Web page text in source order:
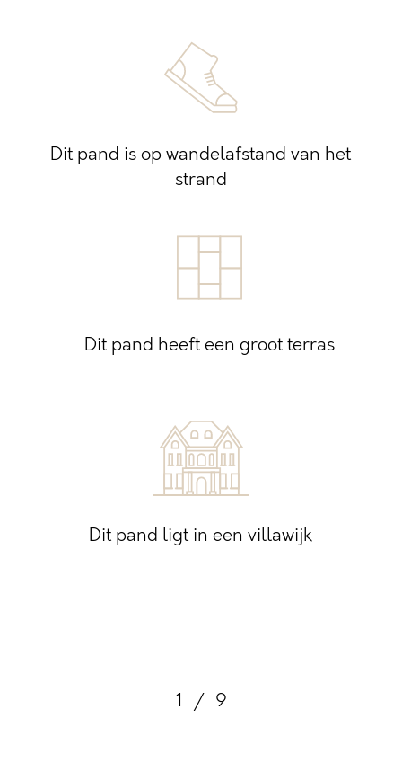
Dit pand is op wandelafstand van het
strand
Dit pand heeft een groot terras
Dit pand ligt in een villawijk
1 / 9